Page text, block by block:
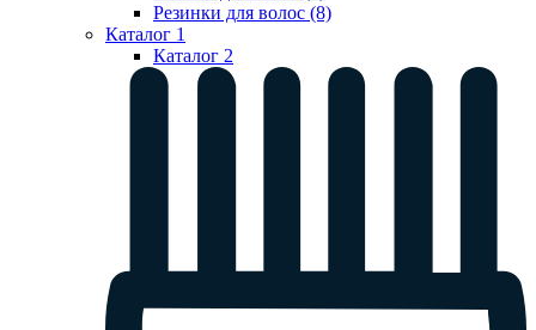
Резинки для волос (8)
Каталог 1
Каталог 2